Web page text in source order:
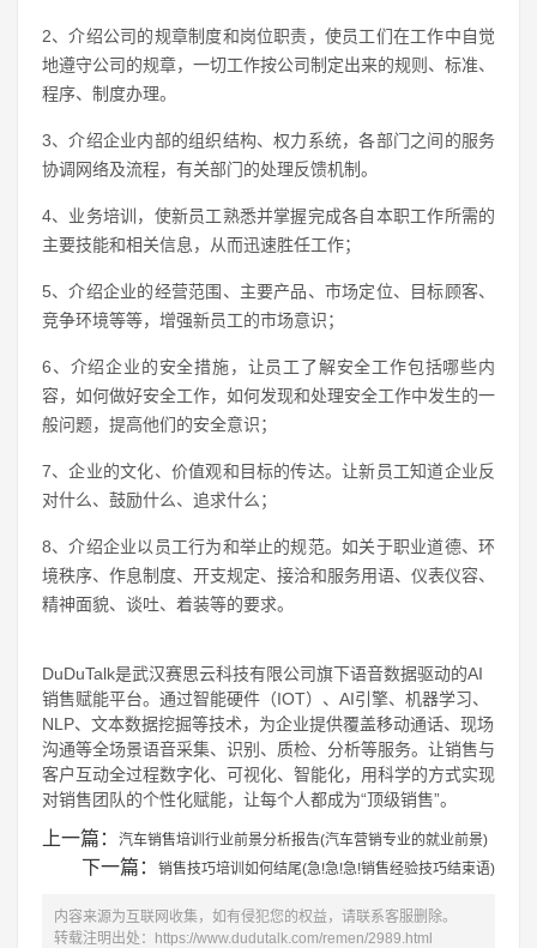
2、介绍公司的规章制度和岗位职责，使员工们在工作中自觉
地遵守公司的规章，一切工作按公司制定出来的规则、标准、
程序、制度办理。
3、介绍企业内部的组织结构、权力系统，各部门之间的服务
协调网络及流程，有关部门的处理反馈机制。
4、业务培训，使新员工熟悉并掌握完成各自本职工作所需的
主要技能和相关信息，从而迅速胜任工作；
5、介绍企业的经营范围、主要产品、市场定位、目标顾客、
竞争环境等等，增强新员工的市场意识；
6、介绍企业的安全措施，让员工了解安全工作包括哪些内
容，如何做好安全工作，如何发现和处理安全工作中发生的一
般问题，提高他们的安全意识；
7、企业的文化、价值观和目标的传达。让新员工知道企业反
对什么、鼓励什么、追求什么；
8、介绍企业以员工行为和举止的规范。如关于职业道德、环
境秩序、作息制度、开支规定、接洽和服务用语、仪表仪容、
精神面貌、谈吐、着装等的要求。
DuDuTalk是武汉赛思云科技有限公司旗下语音数据驱动的AI
销售赋能平台。通过智能硬件（IOT）、AI引擎、机器学习、
NLP、文本数据挖掘等技术，为企业提供覆盖移动通话、现场
沟通等全场景语音采集、识别、质检、分析等服务。让销售与
客户互动全过程数字化、可视化、智能化，用科学的方式实现
对销售团队的个性化赋能，让每个人都成为“顶级销售”。
上一篇： 汽车销售培训行业前景分析报告(汽车营销专业的就业前景)
下一篇： 销售技巧培训如何结尾(急!急!急!销售经验技巧结束语)
内容来源为互联网收集，如有侵犯您的权益，请联系客服删除。
转载注明出处： https://www.dudutalk.com/remen/2989.html